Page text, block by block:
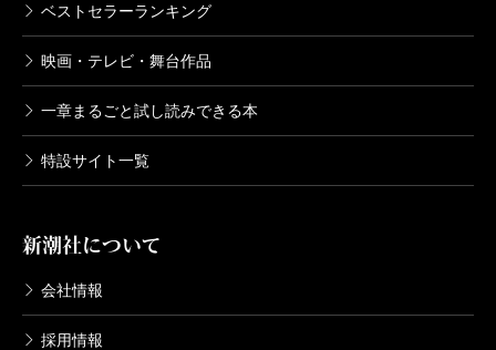
ベストセラーランキング
映画・テレビ・舞台作品
一章まるごと試し読みできる本
特設サイト一覧
新潮社について
会社情報
採用情報